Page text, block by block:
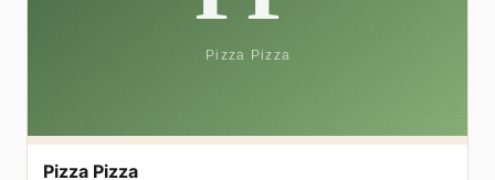
Pizza Pizza